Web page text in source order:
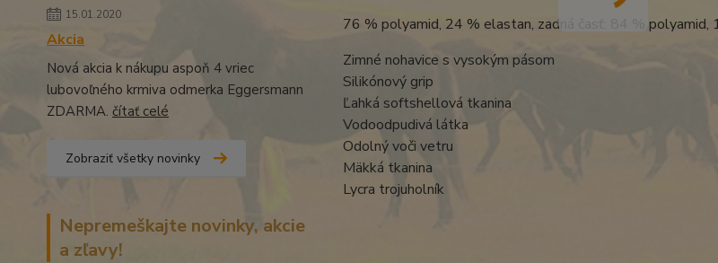
15.01.2020
Akcia
Nová akcia k nákupu aspoň 4 vriec
lubovoľného krmiva odmerka Eggersmann
ZDARMA. čítať celé
Zobraziť všetky novinky
Nepremeškajte novinky, akcie
a zľavy!
76 % polyamid, 24 % elastan, zadná časť: 84 % polyamid,
Zimné nohavice s vysokým pásom
Silikónový grip
Ľahká softshellová tkanina
Vodoodpudivá látka
Odolný voči vetru
Mäkká tkanina
Lycra trojuholník